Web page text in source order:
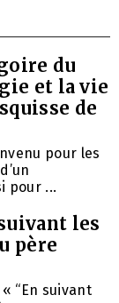
du
et la vie
de
pour les
pour ...
les
père
“En suivant